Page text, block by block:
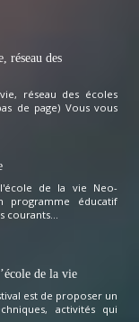
réseau des
réseau des écoles
de page) Vous vous
de la vie Neo-
programme éducatif
courants...
de la vie
est de proposer un
activités qui